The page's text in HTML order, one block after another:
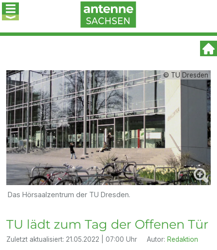
© TU Dresden
Das Hörsaalzentrum der TU Dresden.
TU lädt zum Tag der Offenen Tür
Zuletzt aktualisiert: 21.05.2022 | 07:00 Uhr Autor: Redaktion